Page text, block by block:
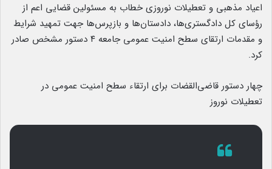
اعیاد مذهبی و تعطیلات نوروزی خطاب به مسئولین قضایی اعم از
رؤسای کل دادگستری‌ها، دادستان‌ها و بازپرس‌ها جهت تمهید شرایط
و مقدمات ارتقای سطح امنیت عمومی جامعه ۴ دستور مشخص صادر
کرد.
چهار دستور قاضی‌القضات برای ارتقاء سطح امنیت عمومی در
تعطیلات نوروز